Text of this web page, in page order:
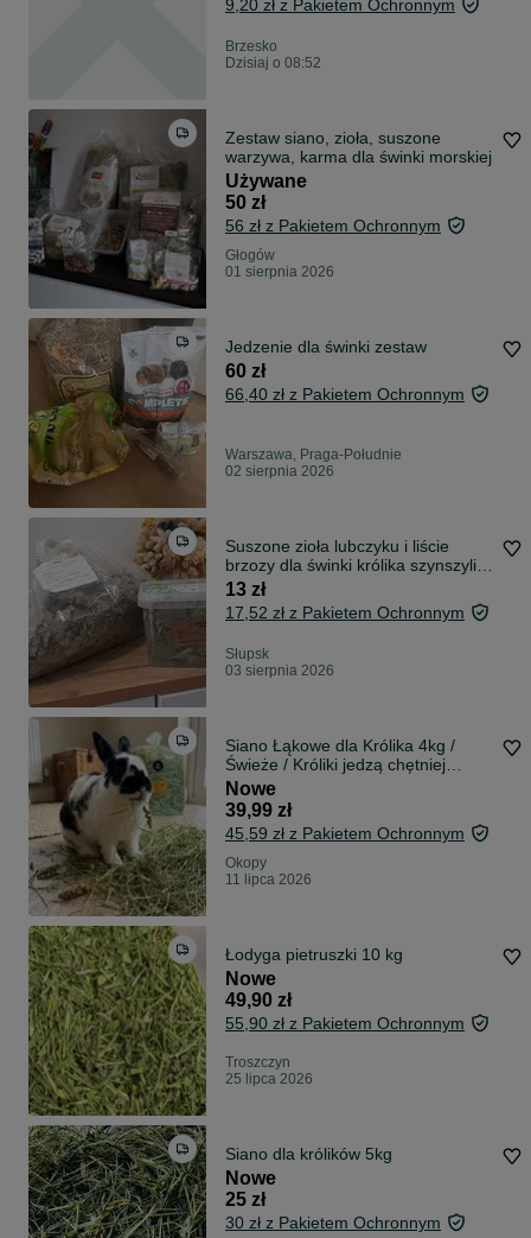
9,20 zł z Pakietem Ochronnym
Brzesko
Dzisiaj o 08:52
Zestaw siano, zioła, suszone
warzywa, karma dla świnki morskiej
Używane
50 zł
56 zł z Pakietem Ochronnym
Głogów
01 sierpnia 2026
Jedzenie dla świnki zestaw
60 zł
66,40 zł z Pakietem Ochronnym
Warszawa, Praga-Południe
02 sierpnia 2026
Suszone zioła lubczyku i liście
brzozy dla świnki królika szynszyli
duże kawałki
13 zł
17,52 zł z Pakietem Ochronnym
Słupsk
03 sierpnia 2026
Siano Łąkowe dla Królika 4kg /
Świeże / Króliki jedzą chętniej
/Zbiór 2026 Folwark Okopy
Nowe
39,99 zł
45,59 zł z Pakietem Ochronnym
Okopy
11 lipca 2026
Łodyga pietruszki 10 kg
Nowe
49,90 zł
55,90 zł z Pakietem Ochronnym
Troszczyn
25 lipca 2026
Siano dla królików 5kg
Nowe
25 zł
30 zł z Pakietem Ochronnym